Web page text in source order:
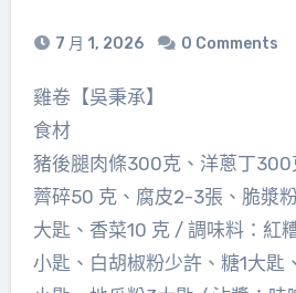
7 月 1, 2026 0 Comments
雞卷【吳秉承】
食材
豬後腿肉條300克、洋蔥丁300
薺碎50 克、腐皮2-3張、脆漿
大匙、香菜10 克 / 調味料：紅
小匙、白胡椒粉少許、糖1大匙